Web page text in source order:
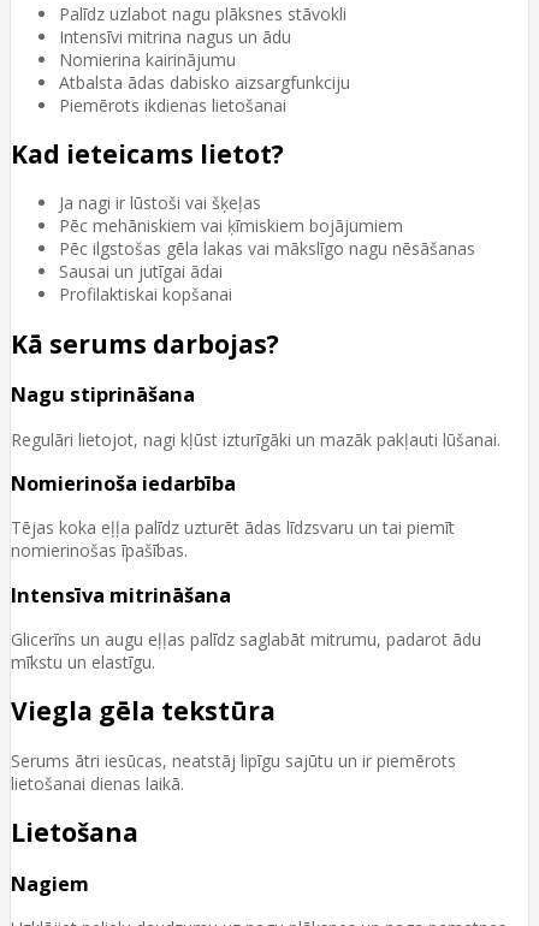
Palīdz uzlabot nagu plāksnes stāvokli
Intensīvi mitrina nagus un ādu
Nomierina kairinājumu
Atbalsta ādas dabisko aizsargfunkciju
Piemērots ikdienas lietošanai
Kad ieteicams lietot?
Ja nagi ir lūstoši vai šķeļas
Pēc mehāniskiem vai ķīmiskiem bojājumiem
Pēc ilgstošas gēla lakas vai mākslīgo nagu nēsāšanas
Sausai un jutīgai ādai
Profilaktiskai kopšanai
Kā serums darbojas?
Nagu stiprināšana
Regulāri lietojot, nagi kļūst izturīgāki un mazāk pakļauti lūšanai.
Nomierinoša iedarbība
Tējas koka eļļa palīdz uzturēt ādas līdzsvaru un tai piemīt
nomierinošas īpašības.
Intensīva mitrināšana
Glicerīns un augu eļļas palīdz saglabāt mitrumu, padarot ādu
mīkstu un elastīgu.
Viegla gēla tekstūra
Serums ātri iesūcas, neatstāj lipīgu sajūtu un ir piemērots
lietošanai dienas laikā.
Lietošana
Nagiem